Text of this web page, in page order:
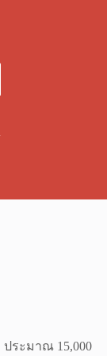
ระมาณ 15,000